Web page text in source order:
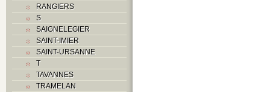
RANGIERS
S
SAIGNELEGIER
SAINT-IMIER
SAINT-URSANNE
T
TAVANNES
TRAMELAN